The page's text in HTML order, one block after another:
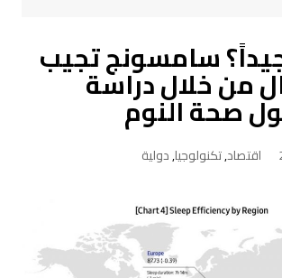
سامسونج تجيب
من خلال دراسة
صحة النوم
اقتصاد,تكنولوجيا,دولية